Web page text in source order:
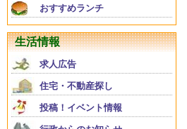
おすすめランチ
生活情報
求人広告
住宅・不動産探し
投稿！イベント情報